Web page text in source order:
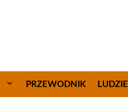
PRZEWODNIK LUDZIE